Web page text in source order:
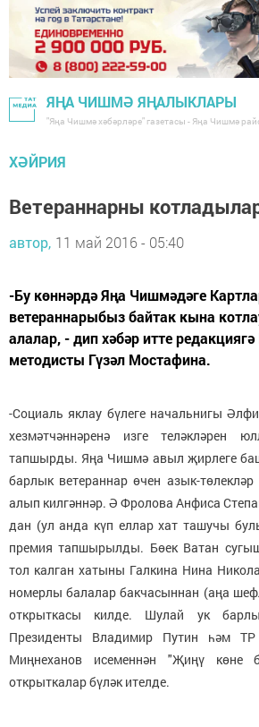
ЯҢА ЧИШМӘ ЯҢАЛЫКЛАРЫ
"Яңа Чишмә хәбәрләре" газетасы - Яңа Чишмә
ХӘЙРИЯ
Ветераннарны
автор, 11 май 2016 - 05:40
-Бу көннәрдә Яңа Чишмәдәге
ветераннарыбыз байтак кына
алалар, - дип хәбәр итте
методисты Гүзәл Мостафина.
-Социаль яклау бүлеге начальнигы
хезмәтчәннәренә изге теләкләрен
тапшырды. Яңа Чишмә авыл җирлеге
барлык ветераннар өчен азык-
алып килгәннәр. Ә Фролова Анфиса
дан (ул анда күп еллар хат ташучы
премия тапшырылды. Бөек Ватан
тол калган хатыны Галкина Нина
номерлы балалар бакчасыннан (аңа
открыткасы килде. Шулай ук
Президенты Владимир Путин һәм
Миңнеханов исеменнән "Җиңү көне
открыткалар бүләк ителде.